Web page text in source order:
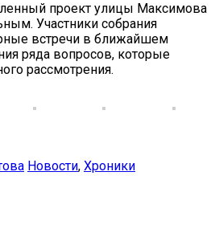
проект улицы Максимова
Участники собрания
встречи в ближайшем
ряда вопросов, которые
рассмотрения.
Новости, Хроники